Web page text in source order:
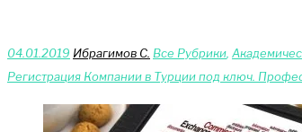
04.01.2019 Ибрагимов С. Bce Pyбрики,
Регистрация Компании в Турции под ключ.